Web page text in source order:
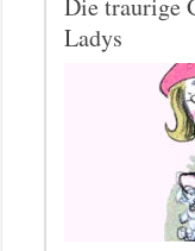
Die traurige
Ladys